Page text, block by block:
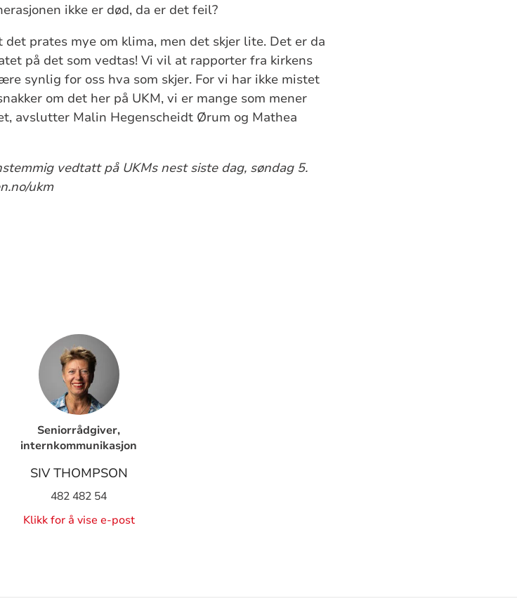
ikke er død, da er det feil?
prates mye om klima, men det skjer lite. Det er da
på det som vedtas! Vi vil at rapporter fra kirkens
synlig for oss hva som skjer. For vi har ikke mistet
om det her på UKM, vi er mange som mener
avslutter Malin Hegenscheidt Ørum og Mathea
vedtatt på UKMs nest siste dag, søndag 5.
ukm
Seniorrådgiver,
internkommunikasjon
SIV THOMPSON
482 482 54
Klikk for å vise e-post